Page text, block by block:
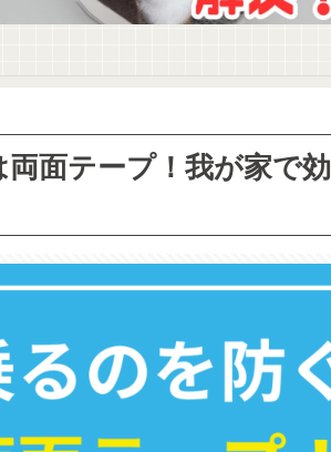
面テープ！我が家で